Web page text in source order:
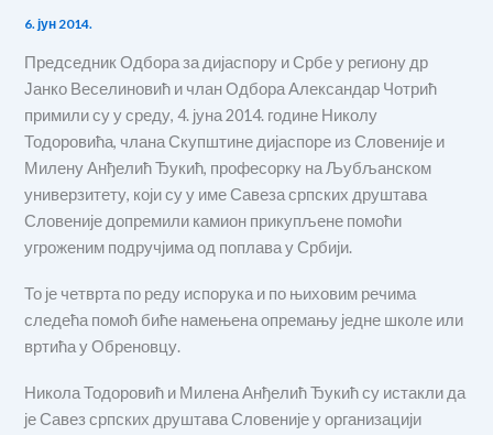
6. јун 2014.
Председник Одбора за дијаспору и Србе у региону др
Јанко Веселиновић и члан Одбора Александар Чотрић
примили су у среду, 4. јуна 2014. године Николу
Тодоровића, члана Скупштине дијаспоре из Словеније и
Милену Анђелић Ђукић, професорку на Љубљанском
универзитету, који су у име Савеза српских друштава
Словеније допремили камион прикупљене помоћи
угроженим подручјима од поплава у Србији.
То је четврта по реду испорука и по њиховим речима
следећа помоћ биће намењена опремању једне школе или
вртића у Обреновцу.
Никола Тодоровић и Милена Анђелић Ђукић су истакли да
је Савез српских друштава Словеније у организацији